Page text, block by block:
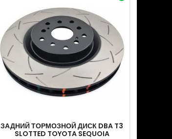
ЗАДНИЙ ТОРМОЗНОЙ ДИСК DBA T3
SLOTTED TOYOTA SEQUOIA